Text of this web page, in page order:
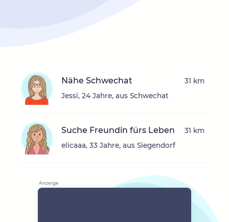
Nähe Schwechat
Jessi, 24 Jahre, aus Schwechat
31 km
Suche Freundin fürs Leben
elicaaa, 33 Jahre, aus Siegendorf
31 km